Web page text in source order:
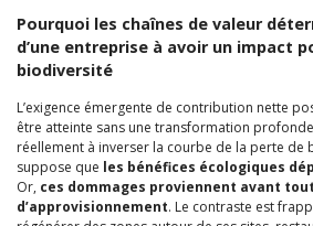
Pourquoi les chaînes de valeur
d’une entreprise à avoir un impact
biodiversité
L’exigence émergente de contribution nette
être atteinte sans une transformation
réellement à inverser la courbe de la perte de
suppose que les bénéfices écologiques
Or, ces dommages proviennent avant
d’approvisionnement. Le contraste est